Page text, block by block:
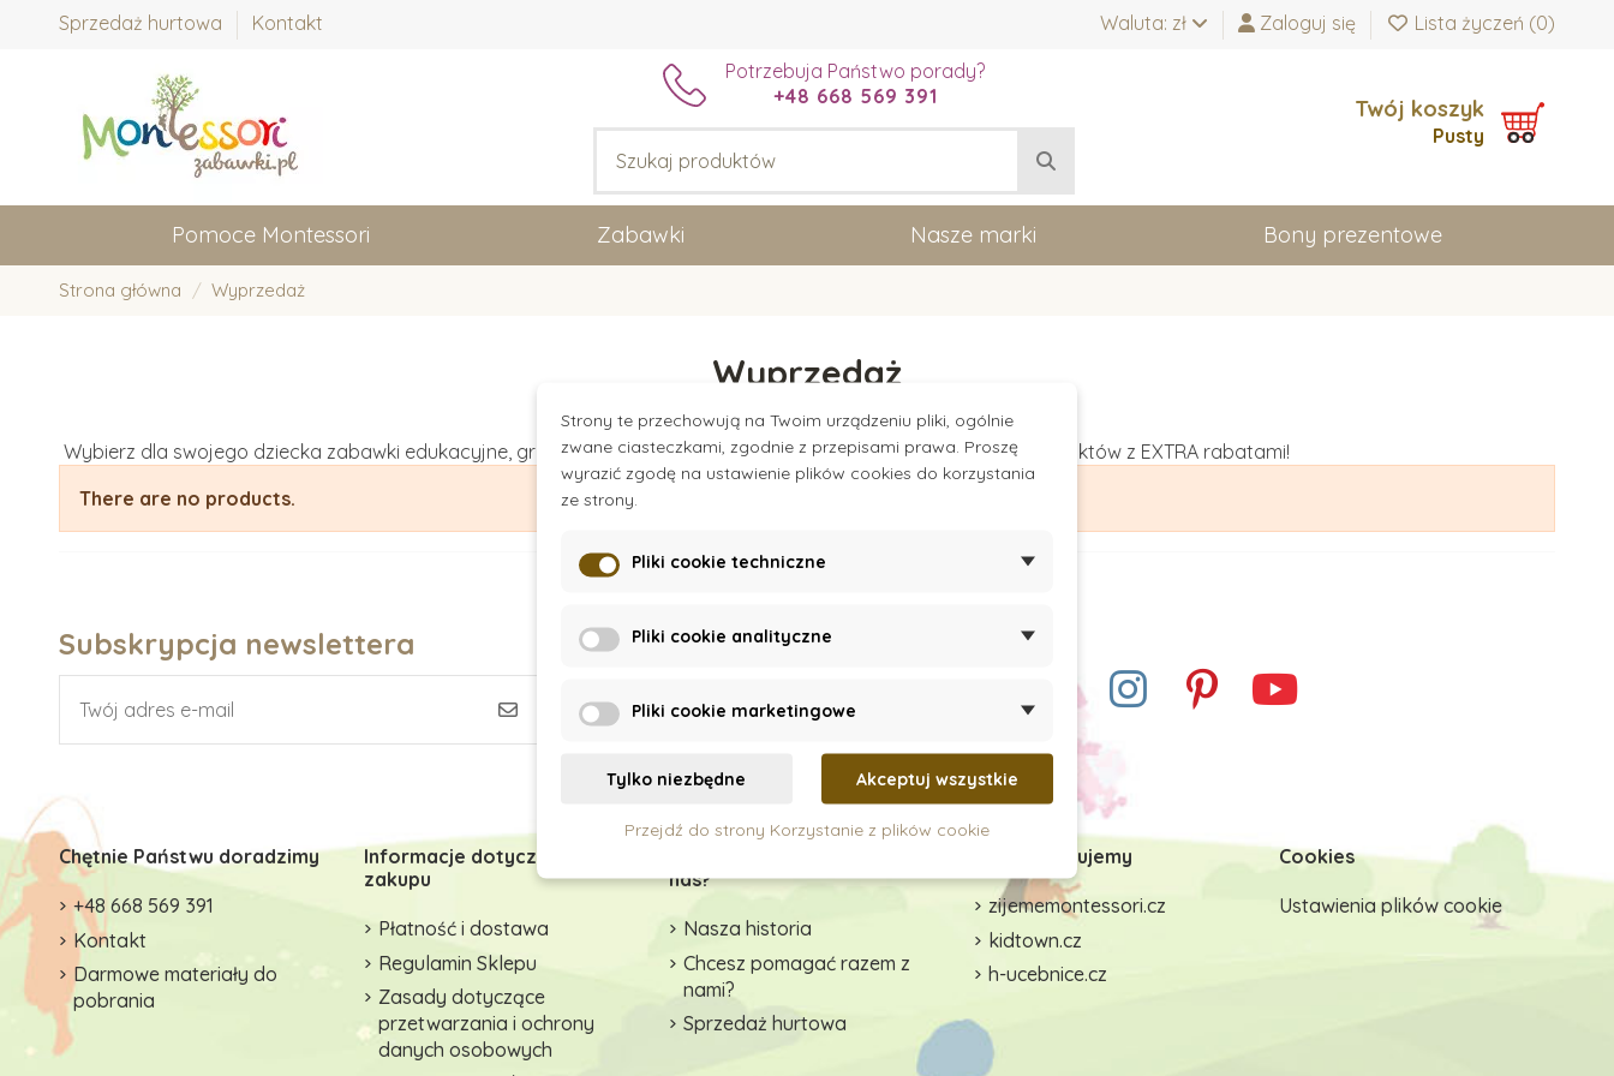
Sprzedaż hurtowa Kontakt Waluta: zł Zaloguj się Lista życzeń (0)
Potrzebuja Państwo porady?
+48 668 569 391
Twój koszyk
Pusty
Pomoce Montessori Zabawki Nasze marki Bony prezentowe
Strona główna Wyprzedaż
Wyprzedaż
Wybierz dla swojego dziecka zabawki edukacyjne, gry i pomoce w ekskluzywnych cenach. Nie przegap TOP produktów z EXTRA rabatami!
There are no products.
Subskrypcja newslettera
Chętnie Państwu doradzimy
+48 668 569 391
Kontakt
Darmowe materiały do
pobrania
Informacje dotyczące
zakupu
Płatność i dostawa
Regulamin Sklepu
Zasady dotyczące
przetwarzania i ochrony
danych osobowych
nas?
Nasza historia
Chcesz pomagać razem z
nami?
Sprzedaż hurtowa
Współpracujemy
zijememontessori.cz
kidtown.cz
h-ucebnice.cz
Cookies
Ustawienia plików cookie
Strony te przechowują na Twoim urządzeniu pliki, ogólnie
zwane ciasteczkami, zgodnie z przepisami prawa. Proszę
wyrazić zgodę na ustawienie plików cookies do korzystania
ze strony.
Pliki cookie techniczne
Pliki cookie analityczne
Pliki cookie marketingowe
Tylko niezbędne Akceptuj wszystkie
Przejdź do strony Korzystanie z plików cookie